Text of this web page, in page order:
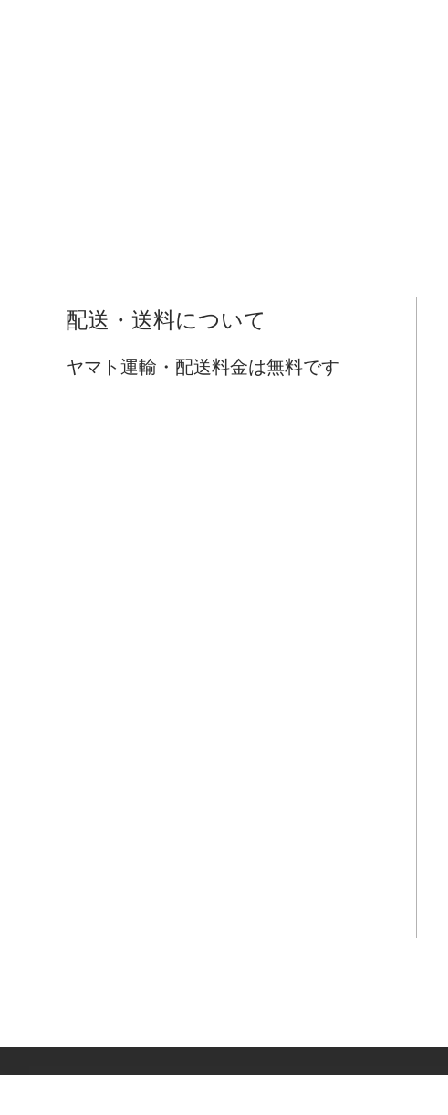
配送・送料について
ヤマト運輸・配送料金は無料です